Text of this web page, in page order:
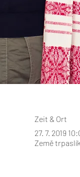
Zeit & Ort
27. 7. 2019
Země